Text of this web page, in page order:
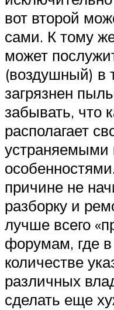
вот второй
сами. К тому
может
(воздушный) в
загрязнен
забывать, что
располагает
устраняемыми
причине не
разборку и
лучше всего
форумам, где
количестве
различных
сделать еще